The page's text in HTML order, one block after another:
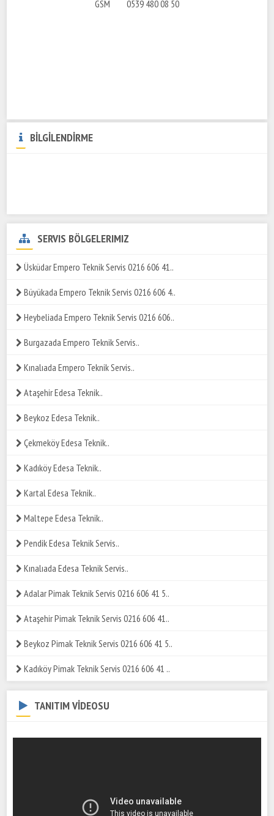
GSM 0539 480 08 50
BİLGİLENDİRME
SERVIS BÖLGELERIMIZ
Üsküdar Empero Teknik Servis 0216 606 41..
Büyükada Empero Teknik Servis 0216 606 4..
Heybeliada Empero Teknik Servis 0216 606..
Burgazada Empero Teknik Servis..
Kınalıada Empero Teknik Servis..
Ataşehir Edesa Teknik..
Beykoz Edesa Teknik..
Çekmeköy Edesa Teknik..
Kadıköy Edesa Teknik..
Kartal Edesa Teknik..
Maltepe Edesa Teknik..
Pendik Edesa Teknik Servis..
Kınalıada Edesa Teknik Servis..
Adalar Pimak Teknik Servis 0216 606 41 5..
Ataşehir Pimak Teknik Servis 0216 606 41..
Beykoz Pimak Teknik Servis 0216 606 41 5..
Kadıköy Pimak Teknik Servis 0216 606 41 ..
TANITIM VİDEOSU